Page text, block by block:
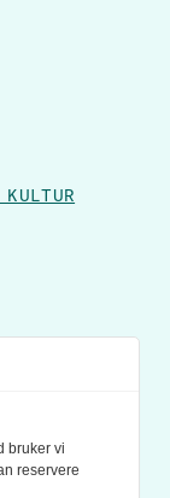
bruker vi
reservere